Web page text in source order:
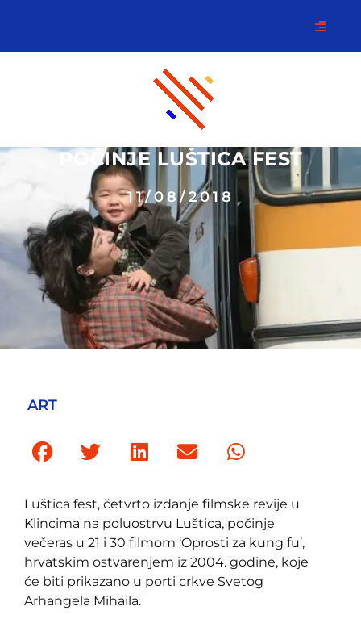
POČINJE LUŠTICA FEST
11/08/2018
ART
Luštica fest, četvrto izdanje filmske revije u
Klincima na poluostrvu Luštica, počinje
večeras u 21 i 30 filmom ‘Oprosti za kung fu’,
hrvatskim ostvarenjem iz 2004. godine, koje
će biti prikazano u porti crkve Svetog
Arhangela Mihaila.